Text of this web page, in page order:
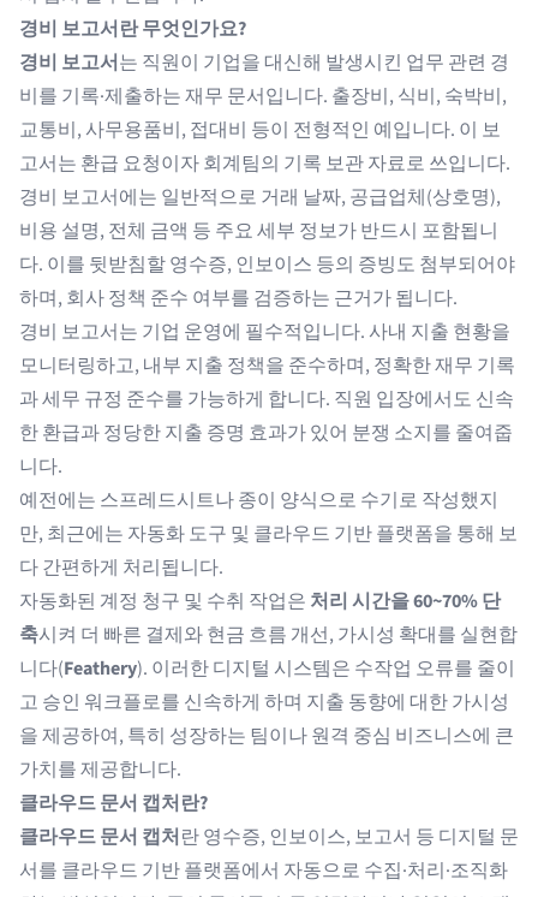
경비 보고서란 무엇인가요?
경비 보고서는 직원이 기업을 대신해 발생시킨 업무 관련 경
비를 기록·제출하는 재무 문서입니다. 출장비, 식비, 숙박비,
교통비, 사무용품비, 접대비 등이 전형적인 예입니다. 이 보
고서는 환급 요청이자 회계팀의 기록 보관 자료로 쓰입니다.
경비 보고서에는 일반적으로 거래 날짜, 공급업체(상호명),
비용 설명, 전체 금액 등 주요 세부 정보가 반드시 포함됩니
다. 이를 뒷받침할 영수증, 인보이스 등의 증빙도 첨부되어야
하며, 회사 정책 준수 여부를 검증하는 근거가 됩니다.
경비 보고서는 기업 운영에 필수적입니다. 사내 지출 현황을
모니터링하고, 내부 지출 정책을 준수하며, 정확한 재무 기록
과 세무 규정 준수를 가능하게 합니다. 직원 입장에서도 신속
한 환급과 정당한 지출 증명 효과가 있어 분쟁 소지를 줄여줍
니다.
예전에는 스프레드시트나 종이 양식으로 수기로 작성했지
만, 최근에는 자동화 도구 및 클라우드 기반 플랫폼을 통해 보
다 간편하게 처리됩니다.
자동화된 계정 청구 및 수취 작업은 처리 시간을 60~70% 단
축시켜 더 빠른 결제와 현금 흐름 개선, 가시성 확대를 실현합
니다(Feathery). 이러한 디지털 시스템은 수작업 오류를 줄이
고 승인 워크플로를 신속하게 하며 지출 동향에 대한 가시성
을 제공하여, 특히 성장하는 팀이나 원격 중심 비즈니스에 큰
가치를 제공합니다.
클라우드 문서 캡처란?
클라우드 문서 캡처란 영수증, 인보이스, 보고서 등 디지털 문
서를 클라우드 기반 플랫폼에서 자동으로 수집·처리·조직화